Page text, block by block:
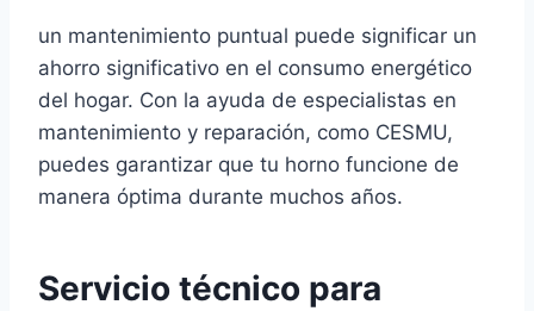
un mantenimiento puntual puede significar un
ahorro significativo en el consumo energético
del hogar. Con la ayuda de especialistas en
mantenimiento y reparación, como CESMU,
puedes garantizar que tu horno funcione de
manera óptima durante muchos años.
Servicio técnico para